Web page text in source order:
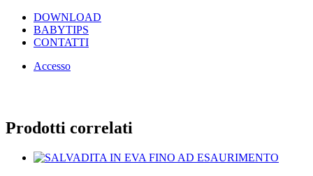
DOWNLOAD
BABYTIPS
CONTATTI
Accesso
Prodotti correlati